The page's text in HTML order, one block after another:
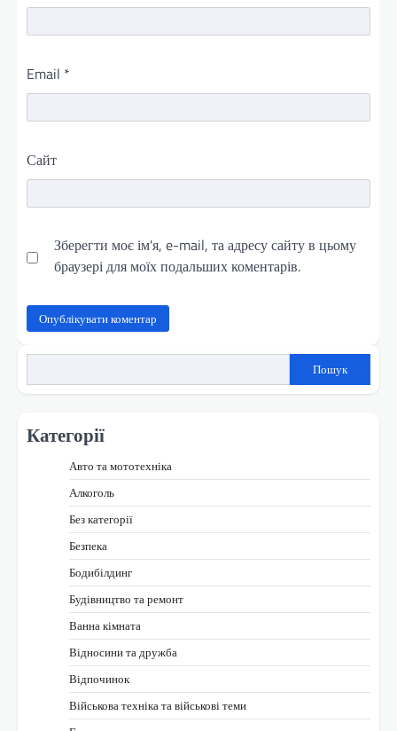
Email *
Сайт
Зберегти моє ім'я, e-mail, та адресу сайту в цьому
браузері для моїх подальших коментарів.
Пошук
Категорії
Авто та мототехніка
Алкоголь
Без категорії
Безпека
Бодибілдинг
Будівництво та ремонт
Ванна кімната
Відносини та дружба
Відпочинок
Військова техніка та військові теми